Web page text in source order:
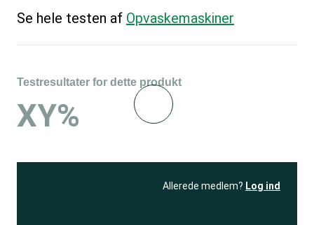
Se hele testen af Opvaskemaskiner
Testresultater for dette produkt
XY%
Allerede medlem? Log ind